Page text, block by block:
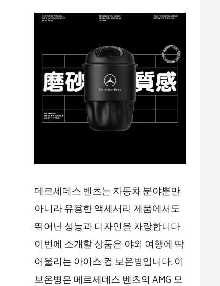
메르세데스 벤츠는 자동차 분야뿐만
아니라 유용한 액세서리 제품에서도
뛰어난 성능과 디자인을 자랑합니다.
이번에 소개할 상품은 야외 여행에 딱
어울리는 아이스 컵 보온병입니다. 이
보온병은 메르세데스 벤츠의 AMG 모